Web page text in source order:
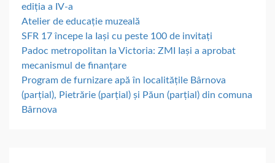
ediția a IV-a
Atelier de educație muzeală
SFR 17 începe la Iași cu peste 100 de invitați
Padoc metropolitan la Victoria: ZMI Iași a aprobat
mecanismul de finanțare
Program de furnizare apă în localitățile Bârnova
(parțial), Pietrărie (parțial) și Păun (parțial) din comuna
Bârnova